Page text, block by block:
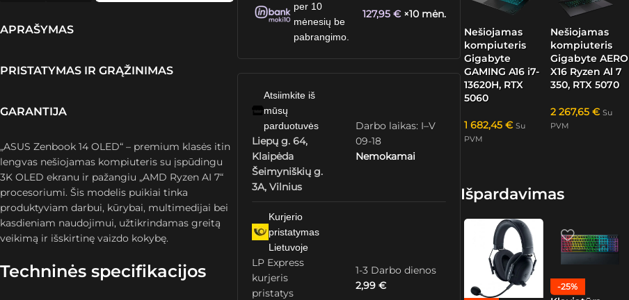
APRAŠYMAS
PRISTATYMAS IR GRĄŽINIMAS
GARANTIJA
„ASUS Zenbook 14 OLED“ – premium klasės itin
lengvas nešiojamas kompiuteris su įspūdingu
3K OLED ekranu ir pažangiu „AMD Ryzen AI 7“
procesoriumi. Šis modelis puikiai tinka
produktyviam darbui, kūrybai, multimedijai bei
kasdieniam naudojimui, užtikrindamas greitą
veikimą ir išskirtinę vaizdo kokybę.
Techninės specifikacijos
per 10
mėnesių be
pabrangimo.
127,95 € ×10 mėn.
Atsiimkite iš
mūsų
parduotuvės
Liepų g. 64,
Klaipėda
Šeimyniškių g.
3A, Vilnius
Darbo laikas: I–V
09-18
Nemokamai
Kurjerio
pristatymas
Lietuvoje
LP Express
kurjeris
pristatys
1-3 Darbo dienos
2,99€
Nešiojamas
kompiuteris
Gigabyte
GAMING A16 i7-
13620H, RTX
5060
1 682,45 € Su
PVM
Nešiojamas
kompiuteris
Gigabyte AERO
X16 Ryzen Al 7
350, RTX 5070
2 267,65 € Su
PVM
Išpardavimas
-25%